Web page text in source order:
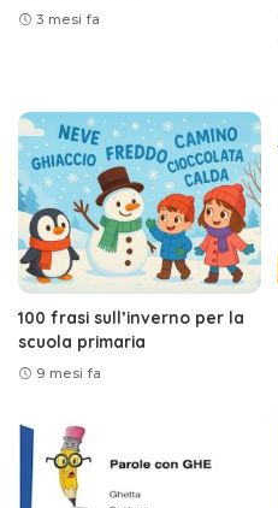
3 mesi fa
100 frasi sull’inverno per la
scuola primaria
9 mesi fa